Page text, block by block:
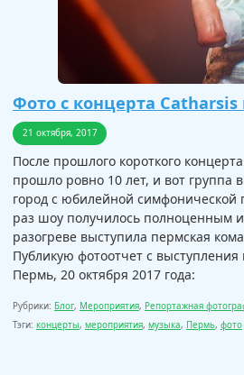
Фото с концерта
21 октября, 2017
После прошлого короткого
прошло ровно 10 лет, и вот группа
город с юбилейной симфонической
раз шоу получилось полноценным
разогреве выступила пермская
Публикую фотоотчет с выступления
Пермь, 20 октября 2017 года:
Рубрики: Блог, Мероприятия, Репортажная
Тэги: концерты, мероприятия, музыка, Пермь, фото